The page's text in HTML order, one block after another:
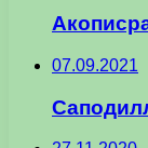
07.09.2021